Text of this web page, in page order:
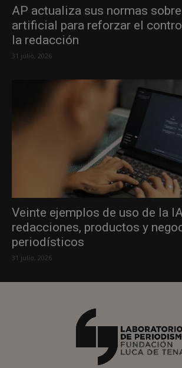
AP actualiza sus normas
artificial para reforzar el
la redacción
31 julio, 2026
Veinte ejemplos de uso de la
redacciones, productos y
periodísticos
31 julio, 2026